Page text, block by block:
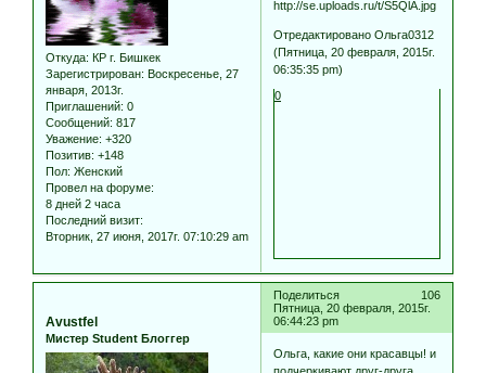
Откуда: КР г. Бишкек
Зарегистрирован: Воскресенье, 27
января, 2013г.
Приглашений: 0
Сообщений: 817
Уважение: +320
Позитив: +148
Пол: Женский
Провел на форуме:
8 дней 2 часа
Последний визит:
Вторник, 27 июня, 2017г. 07:10:29 am
Отредактировано Ольга0312
(Пятница, 20 февраля, 2015г.
06:35:35 pm)
0
Поделиться
106
Пятница, 20 февраля, 2015г.
06:44:23 pm
Avustfel
Мистер Student Блоггер
Ольга, какие они красавцы! и